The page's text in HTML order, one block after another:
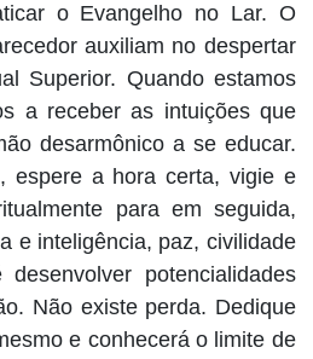
o Evangelho no Lar. O
auxiliam no despertar
Superior. Quando estamos
a receber as intuições que
desarmônico a se educar.
espere a hora certa, vigie e
para em seguida,
e inteligência, paz, civilidade
potencialidades
Não existe perda. Dedique
e conhecerá o limite de